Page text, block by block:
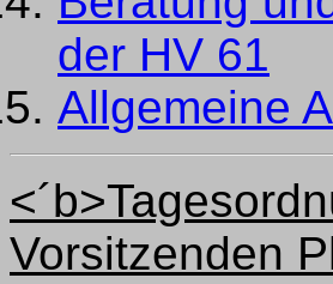
der HV 61
Allgemeine
Vorsitzenden